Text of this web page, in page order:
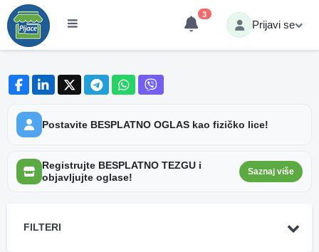
3
Prijavi se
Postavite BESPLATNO OGLAS kao fizičko lice!
Registrujte BESPLATNO TEZGU i
objavljujte oglase!
Saznaj više
FILTERI